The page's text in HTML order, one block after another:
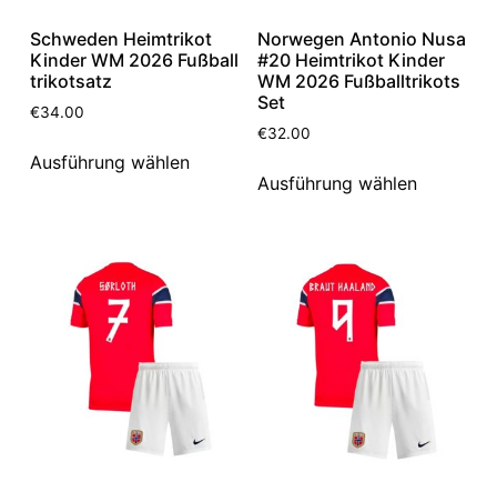
Schweden Heimtrikot
Kinder WM 2026 Fußball
trikotsatz
€34.00
Ausführung wählen
Norwegen Antonio Nusa
#20 Heimtrikot Kinder
WM 2026 Fußballtrikots
Set
€32.00
Ausführung wählen